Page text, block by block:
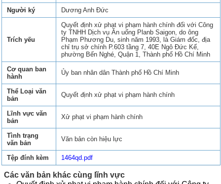
Người ký
Dương Anh Đức
Trích yếu
Quyết định xử phạt vi phạm hành chính đối với Công
ty TNHH Dịch vụ Ăn uống Planb Saigon, do ông
Phạm Phương Du, sinh năm 1993, là Giám đốc, địa
chỉ trụ sở chính P.603 tầng 7, 40E Ngô Đức Kế,
phường Bến Nghé, Quận 1, Thành phố Hồ Chí Minh
Cơ quan ban
hành
Ủy ban nhân dân Thành phố Hồ Chí Minh
Thể Loại văn
bản
Quyết định xử phạt vi phạm hành chính
Lĩnh vực văn
bản
Xử phạt vi phạm hành chính
Tình trạng
văn bản
Văn bản còn hiệu lực
Tệp đính kèm 1464qd.pdf
Các văn bản khác cùng lĩnh vực